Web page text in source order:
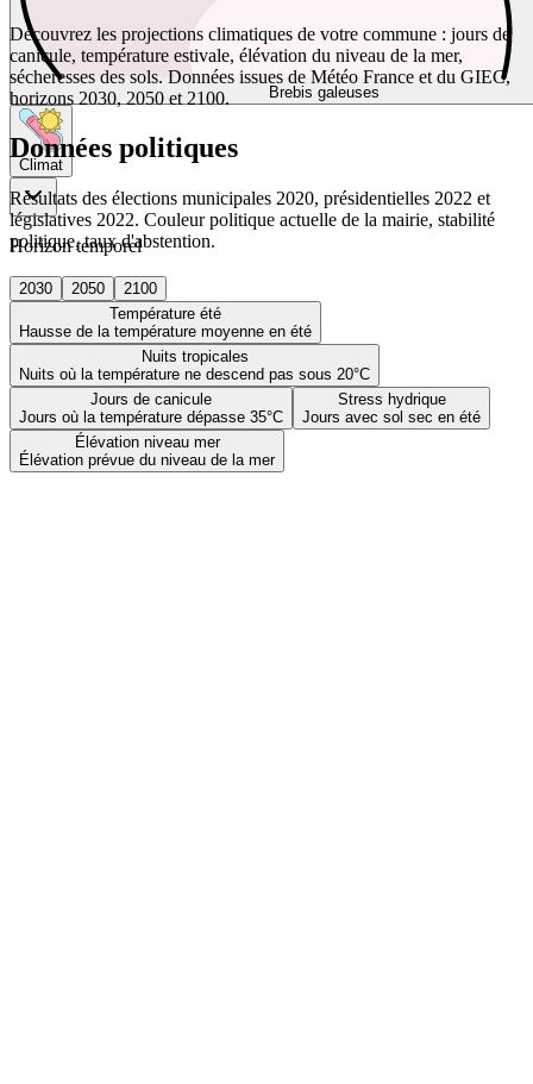
Brebis galeuses
Climat
Horizon temporel
2030 2050
2100
Température été
Hausse de la température moyenne en été
Nuits tropicales
Nuits où la température ne descend pas sous 20°C
Jours de canicule
Jours où la température dépasse 35°C
Stress hydrique
Jours avec sol sec en été
Élévation niveau mer
Élévation prévue du niveau de la mer
Découvrez les projections climatiques de votre commune : jours de
canicule, température estivale, élévation du niveau de la mer,
sécheresses des sols. Données issues de Météo France et du GIEC,
horizons 2030, 2050 et 2100.
Données politiques
Résultats des élections municipales 2020, présidentielles 2022 et
législatives 2022. Couleur politique actuelle de la mairie, stabilité
politique, taux d'abstention.